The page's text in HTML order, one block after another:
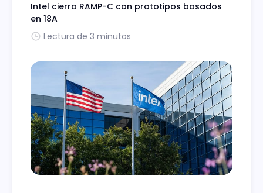
Intel cierra RAMP-C con prototipos basados
en 18A
Lectura de 3 minutos